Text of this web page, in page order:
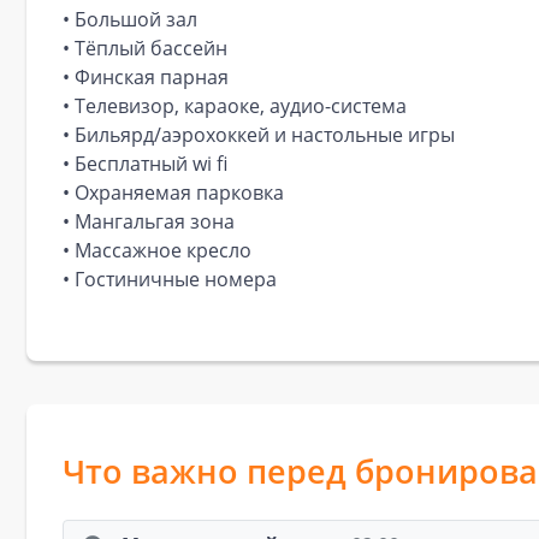
• Большой зал
• Тёплый бассейн
• Финская парная
• Телевизор, караоке, аудио-система
• Бильярд/аэрохоккей и настольные игры
• Бесплатный wi fi
• Охраняемая парковка
• Мангальгая зона
• Массажное кресло
• Гостиничные номера
Что важно перед